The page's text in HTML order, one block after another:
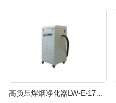
高负压焊烟净化器LW-E-1701-022